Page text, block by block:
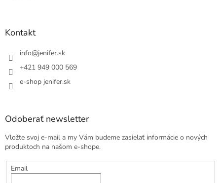
Kontakt
info@jenifer.sk
+421 949 000 569
e-shop jenifer.sk
Odoberať newsletter
Vložte svoj e-mail a my Vám budeme zasielať informácie o nových
produktoch na našom e-shope.
Email